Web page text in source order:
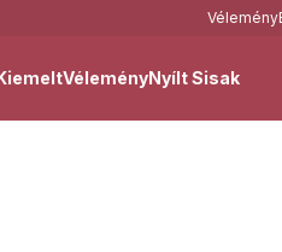
Vélemény
VéleményNyílt Sisak